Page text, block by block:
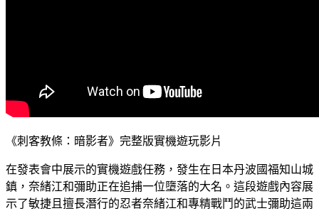
《刺客教條：暗影者》完整版實機遊玩影片
在發表會中展示的實機遊戲任務，發生在日本丹波國福知山城
鎮，奈緒江和彌助正在追捕一位墮落的大名。這段遊戲內容展
示了敏捷且擅長潛行的忍者奈緒江和專精戰鬥的武士彌助這兩